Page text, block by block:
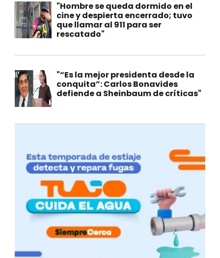
"Hombre se queda dormido en el
cine y despierta encerrado; tuvo
que llamar al 911 para ser
rescatado"
"“Es la mejor presidenta desde la
conquita”: Carlos Bonavides
defiende a Sheinbaum de críticas"